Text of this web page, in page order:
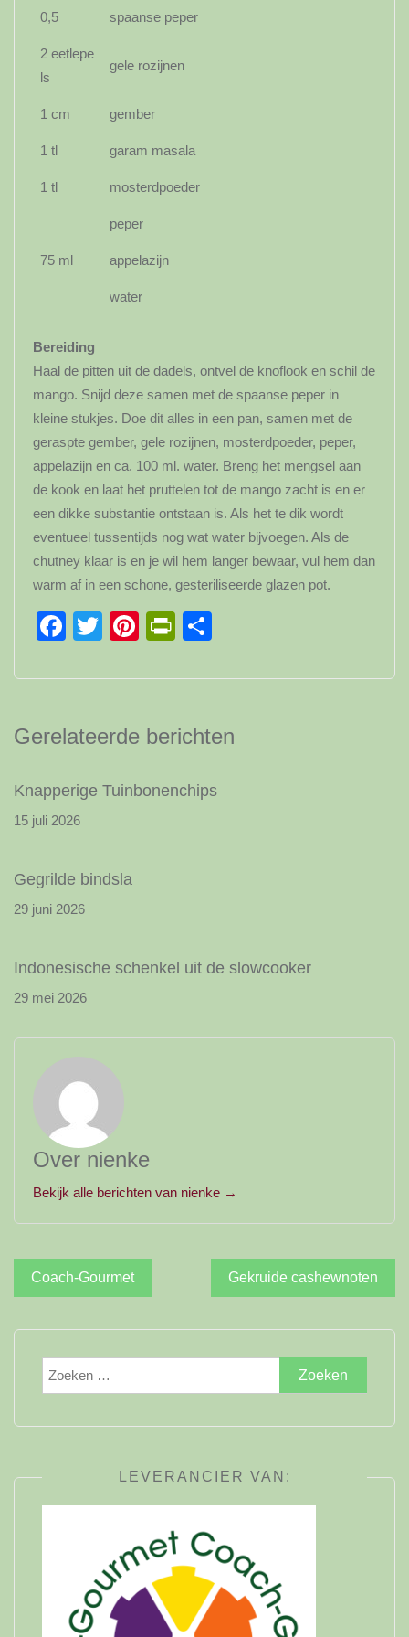
0,5 spaanse peper
2 eetlepe
ls
gele rozijnen
1 cm gember
1 tl garam masala
1 tl mosterdpoeder
peper
75 ml appelazijn
water
Bereiding
Haal de pitten uit de dadels, ontvel de knoflook en schil de
mango. Snijd deze samen met de spaanse peper in
kleine stukjes. Doe dit alles in een pan, samen met de
geraspte gember, gele rozijnen, mosterdpoeder, peper,
appelazijn en ca. 100 ml. water. Breng het mengsel aan
de kook en laat het pruttelen tot de mango zacht is en er
een dikke substantie ontstaan is. Als het te dik wordt
eventueel tussentijds nog wat water bijvoegen. Als de
chutney klaar is en je wil hem langer bewaar, vul hem dan
warm af in een schone, gesteriliseerde glazen pot.
Facebook
TwitterPinterest
PrintFriendly
Gerelateerde berichten
Knapperige Tuinbonenchips
15 juli 2026
Gegrilde bindsla
29 juni 2026
Indonesische schenkel uit de slowcooker
29 mei 2026
Over nienke
Bekijk alle berichten van nienke →
Bericht
navigatie
Coach-Gourmet Gekruide cashewnoten
Zoeken
naar:
LEVERANCIER VAN: